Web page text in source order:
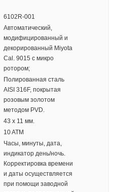
6102R-001
Автоматический,
модифицированный и
декорированный Miyota
Cal. 9015 с микро
ротором;
Полированная сталь
AISI 316F, покрытая
розовым золотом
методом PVD.
43 х 11 мм.
10 ATM
Часы, минуты, дата,
индикатор день/ночь.
Корректировка времени
и даты осуществляется
при помощи заводной